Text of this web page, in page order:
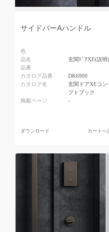
サイドバーAハンドル
色
品名
玄関ﾄﾞｱXE(説明)
品番
カタログ品番
DK6900
カタログ名
玄関ドアXEコン
プトブック
掲載ページ
-
ダウンロード カートへ